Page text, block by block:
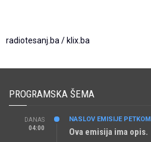
radiotesanj.ba / klix.ba
PROGRAMSKA ŠEMA
DANAS
04:00
NASLOV EMISIJE PETKOM
Ova emisija ima opis.